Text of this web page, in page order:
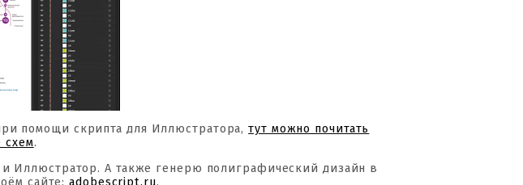
помощи скрипта для Иллюстратора,тут можно почитать
схем.
Иллюстратор. А также генерю полиграфический дизайн в
сайте:adobescript.ru.